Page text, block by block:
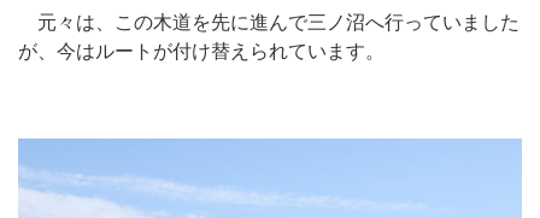
元々は、この木道を先に進んで三ノ沼へ行っていました
が、今はルートが付け替えられています。